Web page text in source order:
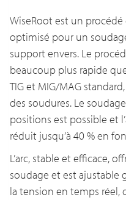
WiseRoot est un procédé
optimisé pour un
support envers. Le
beaucoup plus rapide
TIG et MIG/MAG
des soudures. Le
positions est possible et
réduit jusqu’à 40 % en
L’arc, stable et efficace,
soudage et est ajustable
la tension en temps